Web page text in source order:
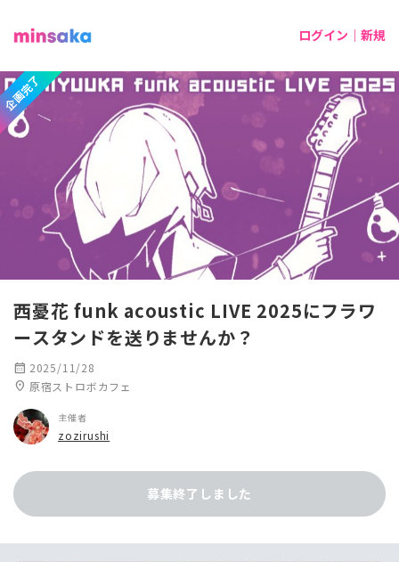
ログイン｜新規
企画完了
西憂花 funk acoustic LIVE 2025にフラワ
ースタンドを送りませんか？
calendar_month 2025/11/28
location_on 原宿ストロボカフェ
主催者
zozirushi
募集終了しました